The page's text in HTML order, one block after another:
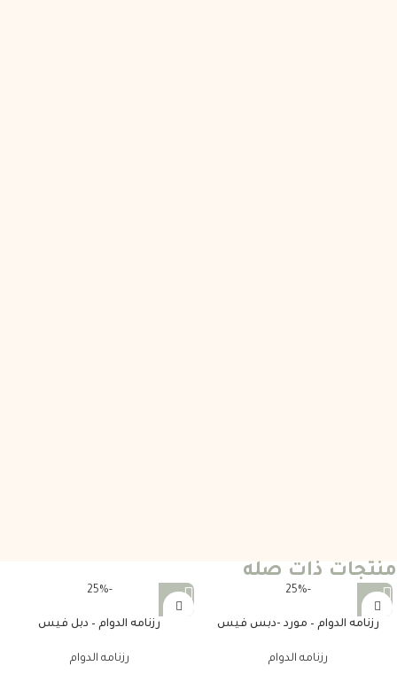
منتجات ذات صله
-25%
رزنامه الدوام – مورد -دبس فيس
رزنامه الدوام
-25%
رزنامه الدوام – دبل فيس
رزنامه الدوام